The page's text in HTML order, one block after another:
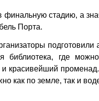
стадию, а
Порта.
библиотека, где
красивейший
как по земле, так и